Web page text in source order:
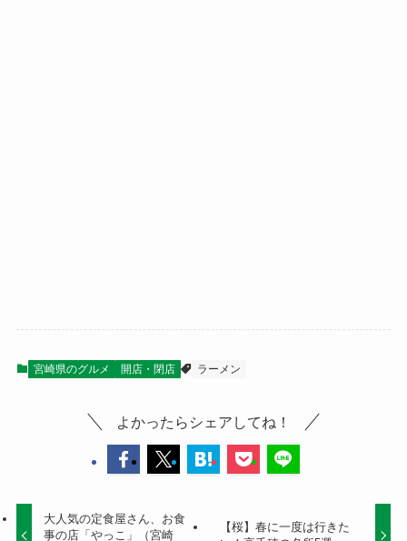
宮崎県のグルメ 開店・閉店 ラーメン
よかったらシェアしてね！
大人気の定食屋さん、お食
事の店「やっこ」（宮崎
【桜】春に一度は行きた